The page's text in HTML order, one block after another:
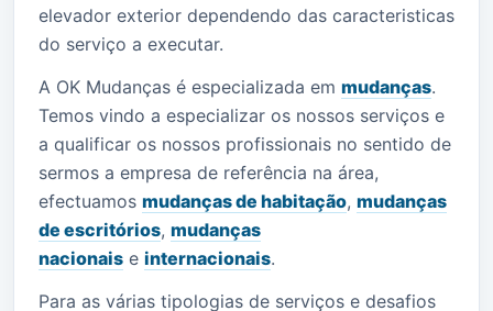
elevador exterior dependendo das caracteristicas
do serviço a executar.
A OK Mudanças é especializada em mudanças.
Temos vindo a especializar os nossos serviços e
a qualificar os nossos profissionais no sentido de
sermos a empresa de referência na área,
efectuamos mudanças de habitação, mudanças
de escritórios, mudanças
nacionais e internacionais.
Para as várias tipologias de serviços e desafios